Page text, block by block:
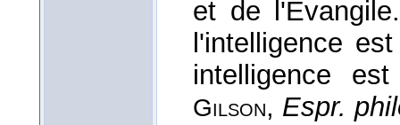
et de
l'intelligence
intelligence
Gilson, Espr.